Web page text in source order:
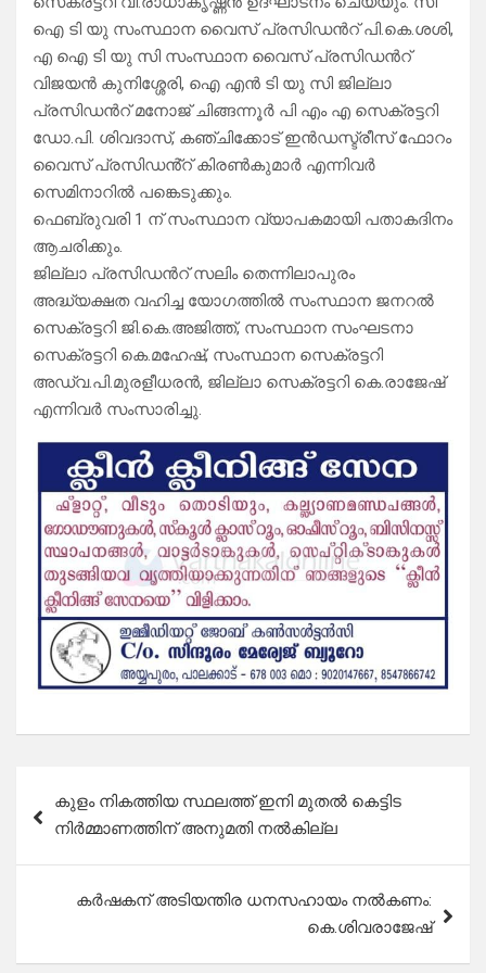
ഐ ടി യു സംസ്ഥാന വൈസ് പ്രസിഡൻറ് പി.കെ.ശശി,
എ ഐ ടി യു സി സംസ്ഥാന വൈസ് പ്രസിഡൻറ്
വിജയൻ കുനിശ്ശേരി, ഐ എൻ ടി യു സി ജില്ലാ
പ്രസിഡൻറ് മനോജ് ചിങ്ങന്നൂർ പി എം എ സെക്രട്ടറി
ഡോ.പി. ശിവദാസ്, കഞ്ചിക്കോട് ഇൻഡസ്ട്രീസ് ഫോറം
വൈസ് പ്രസിഡൻ്റ് കിരൺകുമാർ എന്നിവർ
സെമിനാറിൽ പങ്കെടുക്കും.
ഫെബ്രുവരി 1 ന് സംസ്ഥാന വ്യാപകമായി പതാകദിനം
ആചരിക്കും.
ജില്ലാ പ്രസിഡൻറ് സലിം തെന്നിലാപുരം
അദ്ധ്യക്ഷത വഹിച്ച യോഗത്തിൽ സംസ്ഥാന ജനറൽ
സെക്രട്ടറി ജി.കെ.അജിത്ത്, സംസ്ഥാന സംഘടനാ
സെക്രട്ടറി കെ.മഹേഷ്, സംസ്ഥാന സെക്രട്ടറി
അഡ്വ.പി.മുരളീധരൻ, ജില്ലാ സെക്രട്ടറി കെ.രാജേഷ്
എന്നിവർ സംസാരിച്ചു.
navigation
കുളം നികത്തിയ സ്ഥലത്ത് ഇനി മുതൽ കെട്ടിട
നിർമ്മാണത്തിന് അനുമതി നൽകില്ല
കർഷകന് അടിയന്തിര ധനസഹായം നൽകണം:
കെ.ശിവരാജേഷ്